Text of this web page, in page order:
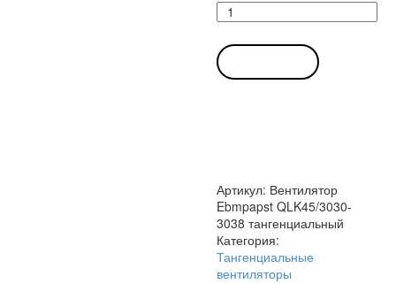
Количество
товара
Вентилятор
Ebmpapst
QLK45/3030-
Артикул: Вентилятор
Ebmpapst QLK45/3030-
3038 тангенциальный
Категория:
Тангенциальные
вентиляторы